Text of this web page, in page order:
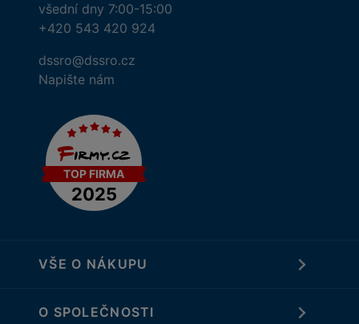
všední dny 7:00-15:00
+420 543 420 924
dssro@dssro.cz
Napište nám
VŠE O NÁKUPU
O SPOLEČNOSTI